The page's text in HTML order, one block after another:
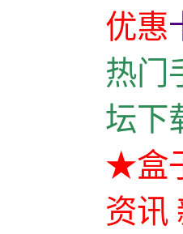
优惠
热门
坛下
★盒
资讯